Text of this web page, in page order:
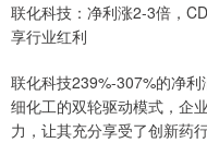
联化科技：净利涨2-3倍，
享行业红利
联化科技239%-307%的净
细化工的双轮驱动模式，企
力，让其充分享受了创新药